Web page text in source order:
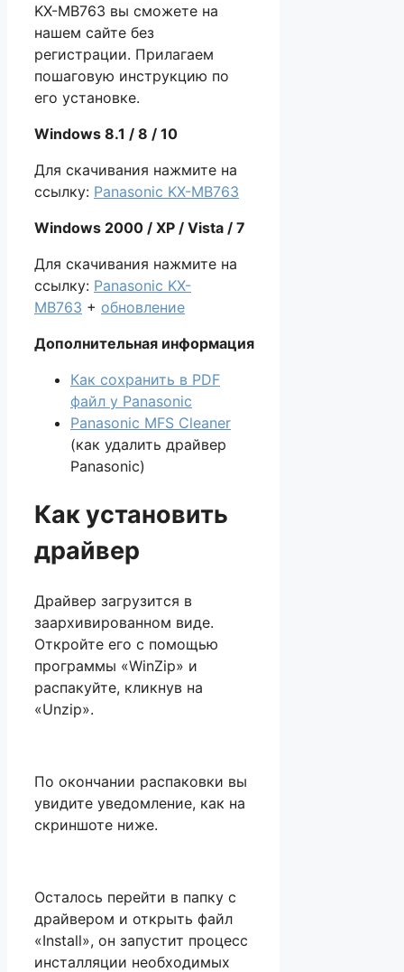
KX-MB763 вы сможете на
нашем сайте без
регистрации. Прилагаем
пошаговую инструкцию по
его установке.
Windows 8.1 / 8 / 10
Для скачивания нажмите на
ссылку: Panasonic KX-MB763
Windows 2000 / XP / Vista / 7
Для скачивания нажмите на
ссылку: Panasonic KX-
MB763 + обновление
Дополнительная информация
Как сохранить в PDF
файл у Panasonic
Panasonic MFS Cleaner
(как удалить драйвер
Panasonic)
Как установить
драйвер
Драйвер загрузится в
заархивированном виде.
Откройте его с помощью
программы «WinZip» и
распакуйте, кликнув на
«Unzip».
По окончании распаковки вы
увидите уведомление, как на
скриншоте ниже.
Осталось перейти в папку с
драйвером и открыть файл
«Install», он запустит процесс
инсталляции необходимых